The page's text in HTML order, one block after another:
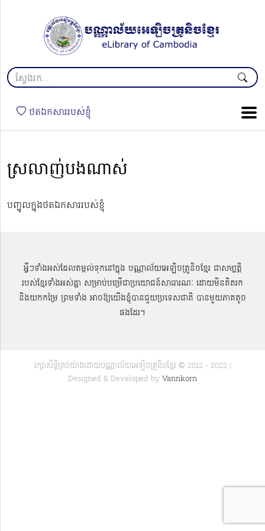
ថតឯកសាររបស់ខ្ញុំ
ស្រលាញ់បងណាស់
បញ្ចូលក្នុងថតឯកសាររបស់ខ្ញុំ
អ្វីៗទាំងអស់ដែលតម្កល់ទុកនៅក្នុង បណ្ណាល័យអេឡិចត្រូនិចខ្មែរ ជាសម្បតិ្ត
របស់ខ្មែរទាំងអស់គ្នា សម្រាប់បម្រើជាប្រយោជន៍សាធារណៈ ដោយមិនគិតរក
និងយកកម្រៃ ព្រមទាំង អាចឱ្យយើងខ្ញុំបានជួយប្រទេសជាតិ បានមួយភាគតូច
ផងដែរ។
រក្សាសិទ្ធិគ្រប់យ៉ាងដោយបណ្ណាល័យអេឡិចត្រូនិចខ្មែរ © 2012 - 2022 |
Designed & Developed by Vannkorn